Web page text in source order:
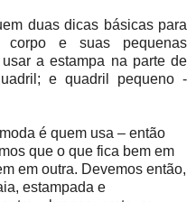
duas dicas básicas para
corpo e suas pequenas
a estampa na parte de
e quadril pequeno -
é quem usa – então
que o que fica bem em
em outra. Devemos então,
estampada e